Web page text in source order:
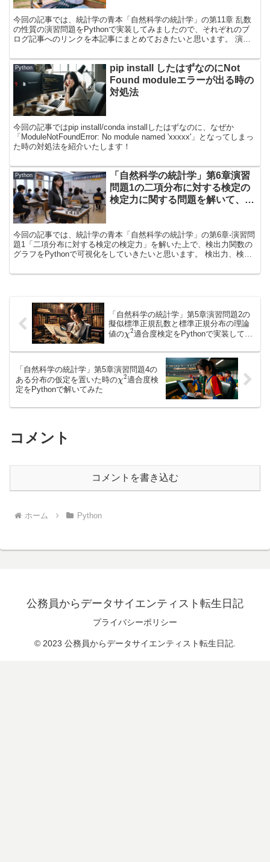
今回の記事では、統計学の青本「自然科学の統計学」の第11章 乱数
の性質の演習問題をPythonで実装してみましたので、それぞれのブ
ログ記事へのリンクを本記事にまとめておきたいと思います。 演習
提示し、数式についてもスモールステップで解説をしているので、ご
参考にしていただけると幸いです！
Python
pip install したはずなのにNot
Found moduleエラーが出る時の
対処法
今回の記事ではpip install/conda installしたはずなのに、なぜか
「ModuleNotFoundError: No module named 'xxxxx'」となってしまっ
た時の対処法を紹介いたします！
Python
「自然科学の統計学」第6章演習
問題1の二項分布に対する検定の
検定力に関する問題を解いて、
今回の記事では、統計学の青本「自然科学の統計学」の第6章-演習問
題1「二項分布に対する検定の検定力」を解いた上で、検出力関数の
グラフをPythonで可視化をしていきたいと思います。 検出力、検出
ので、適宜解説を入れています。 検出力まわりについて聞いたこと
「自然科学の統計学」第5章演習問題2の
擬似標準正規乱数と標準正規分布の理論
値の
χ2
適合度検定をPythonで実装してみ
「自然科学の統計学」第5章演習問題4の
ある分布の仮定を置いた時の
χ2
適合度検
定をPythonで解いてみた
コメント
コメントを書き込む
ホーム Python
公務員からデータサイエンティスト転生日記
プライバシーポリシー
© 2023 公務員からデータサイエンティスト転生日記.